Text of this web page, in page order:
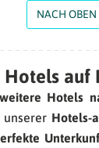
NACH OBEN
auf
weitere Hotels
unserer Hotels-